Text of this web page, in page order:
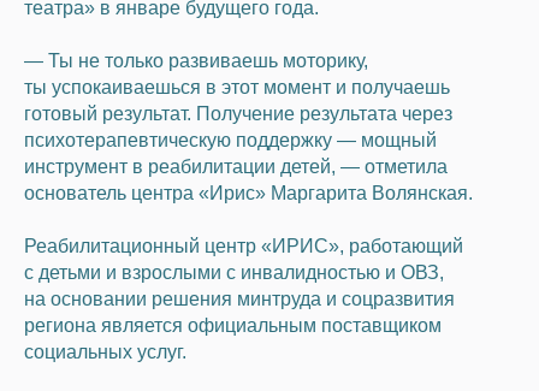
театра» в январе будущего года.
— Ты не только развиваешь моторику,
ты успокаиваешься в этот момент и получаешь
готовый результат. Получение результата через
психотерапевтическую поддержку — мощный
инструмент в реабилитации детей, — отметила
основатель центра «Ирис» Маргарита Волянская.
Реабилитационный центр «ИРИС», работающий
с детьми и взрослыми с инвалидностью и ОВЗ,
на основании решения минтруда и соцразвития
региона является официальным поставщиком
социальных услуг.